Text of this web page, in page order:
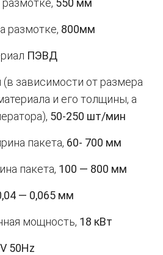
550 мм
размотке, 800мм
ПЭВД
зависимости от размера
и его толщины, а
50-250 шт/мин
пакета, 60- 700 мм
пакета, 100 — 800 мм
— 0,065 мм
мощность, 18 кВт
50Hz